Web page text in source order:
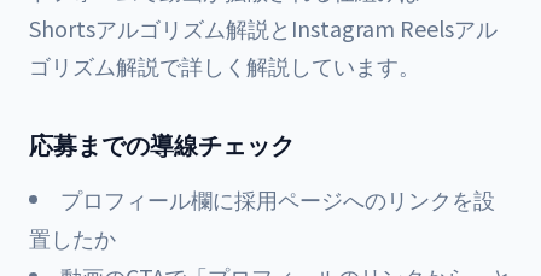
Shortsアルゴリズム解説と Instagram Reelsアル
ゴリズム解説で詳しく解説しています。
応募までの導線チェック
プロフィール欄に採用ページへのリンクを設
置したか